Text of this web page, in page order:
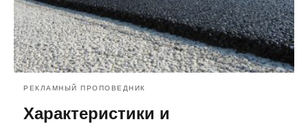
РЕКЛАМНЫЙ ПРОПОВЕДНИК
Характеристики и